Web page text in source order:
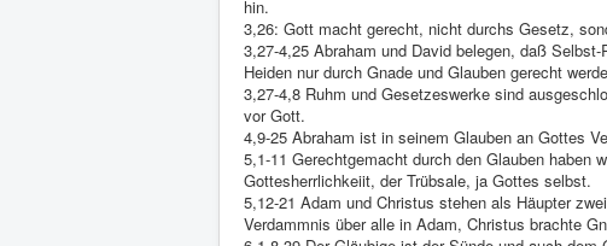
hin.
3,26: Gott macht gerecht, nicht durchs Gesetz,
3,27-4,25 Abraham und David belegen, daß
Heiden nur durch Gnade und Glauben gerecht
3,27-4,8 Ruhm und Gesetzeswerke sind
vor Gott.
4,9-25 Abraham ist in seinem Glauben an Gottes
5,1-11 Gerechtgemacht durch den Glauben haben
Gottesherrlichkeiit, der Trübsale, ja Gottes selbst.
5,12-21 Adam und Christus stehen als Häupter
Verdammnis über alle in Adam, Christus brachte